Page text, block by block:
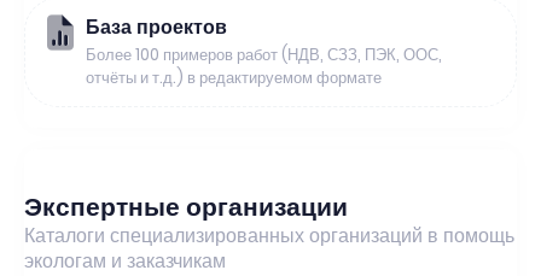
База проектов
Более 100 примеров работ (НДВ, СЗЗ, ПЭК, ООС,
отчёты и т.д.) в редактируемом формате
Экспертные организации
Каталоги специализированных организаций в помощь
экологам и заказчикам